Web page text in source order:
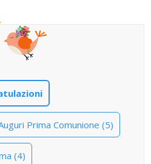
Prima Comunione (5)
(4)